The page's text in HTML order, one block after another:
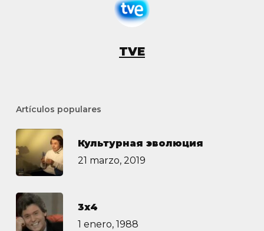
TVE
Artículos populares
Культурная эволюция
21 marzo, 2019
3х4
1 enero, 1988